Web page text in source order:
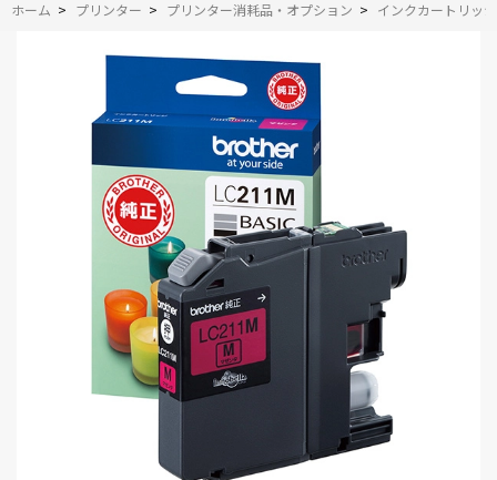
ホーム > プリンター > プリンター消耗品・オプション > インクカートリッジ